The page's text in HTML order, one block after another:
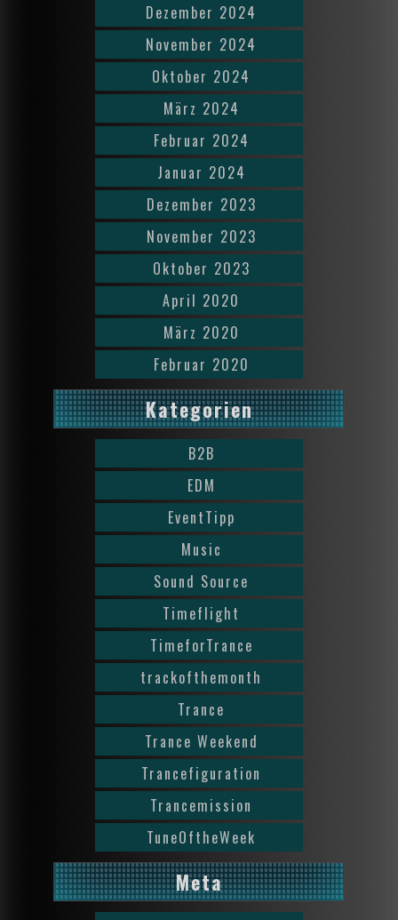
Dezember 2024
November 2024
Oktober 2024
März 2024
Februar 2024
Januar 2024
Dezember 2023
November 2023
Oktober 2023
April 2020
März 2020
Februar 2020
Kategorien
B2B
EDM
EventTipp
Music
Sound Source
Timeflight
TimeforTrance
trackofthemonth
Trance
Trance Weekend
Trancefiguration
Trancemission
TuneOftheWeek
Meta